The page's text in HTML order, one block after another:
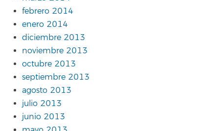
febrero 2014
enero 2014
diciembre 2013
noviembre 2013
octubre 2013
septiembre 2013
agosto 2013
julio 2013
junio 2013